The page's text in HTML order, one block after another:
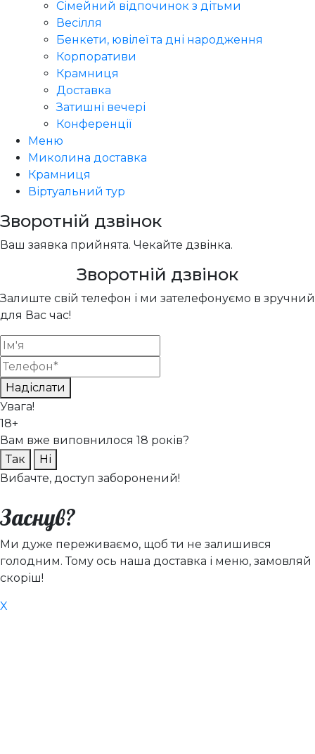
Сімейний відпочинок з дітьми
Весілля
Бенкети, ювілеї та дні народження
Корпоративи
Крамниця
Доставка
Затишні вечері
Конференції
Меню
Миколина доставка
Крамниця
Віртуальний тур
Зворотній дзвінок
Ваш заявка прийнята. Чекайте дзвінка.
Зворотній дзвінок
Залиште свій телефон і ми зателефонуємо в зручний
для Вас час!
Надіслати
Увага!
18+
Вам вже виповнилося 18 років?
Так
Ні
Вибачте, доступ заборонений!
Заснув?
Ми дуже переживаємо, щоб ти не залишився
голодним. Тому ось наша доставка і меню, замовляй
скоріш!
X